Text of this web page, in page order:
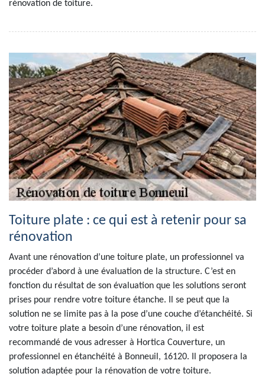
rénovation de toiture.
Toiture plate : ce qui est à retenir pour sa
rénovation
Avant une rénovation d’une toiture plate, un professionnel va
procéder d’abord à une évaluation de la structure. C’est en
fonction du résultat de son évaluation que les solutions seront
prises pour rendre votre toiture étanche. Il se peut que la
solution ne se limite pas à la pose d’une couche d’étanchéité. Si
votre toiture plate a besoin d’une rénovation, il est
recommandé de vous adresser à Hortica Couverture, un
professionnel en étanchéité à Bonneuil, 16120. Il proposera la
solution adaptée pour la rénovation de votre toiture.